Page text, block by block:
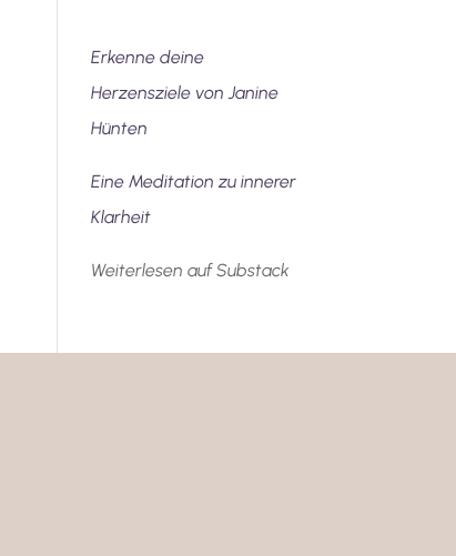
Erkenne deine
Herzensziele von Janine
Hünten
Eine Meditation zu innerer
Klarheit
Weiterlesen auf Substack